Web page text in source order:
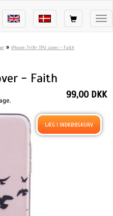
» iPhone 7+/8+ TPU cover - Faith
- Faith
99,00 DKK